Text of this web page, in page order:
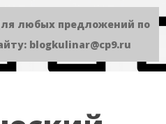
любых предложений по
blogkulinar@cp9.ru